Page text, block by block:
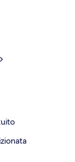
min a piedi e